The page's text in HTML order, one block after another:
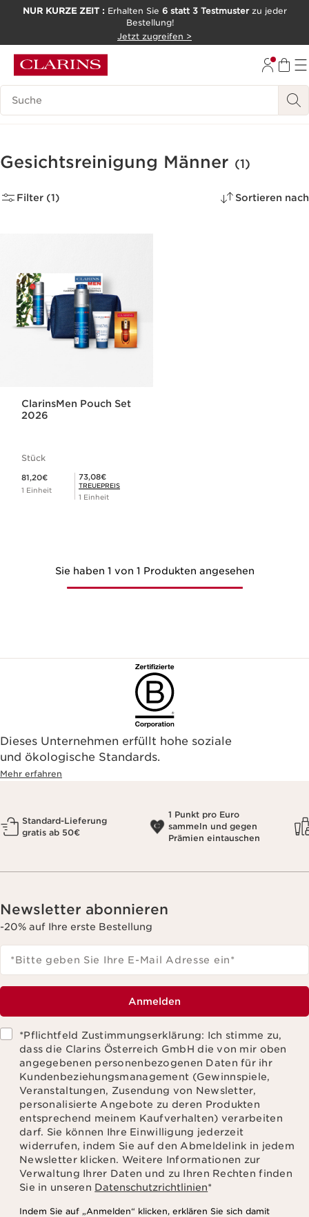
NUR KURZE ZEIT : Erhalten Sie 6 statt 3 Testmusterzu jeder
Bestellung!
Jetzt zugreifen >
Legende suchen
Gesichtsreinigung Männer (1)
Filter (1) Sortieren nach
ClarinsMen Pouch Set
2026
Stück
81,20€
1 Einheit
Mitgliederpreis 73,08€
73,08€
TREUEPREIS
1 Einheit
Sie haben 1 von 1 Produkten angesehen
Dieses Unternehmen erfüllt hohe soziale
und ökologische Standards.
Mehr erfahren
Standard-Lieferung
gratis ab 50€
1 Punkt pro Euro
sammeln und gegen
Prämien eintauschen
Newsletter abonnieren
-20% auf Ihre erste Bestellung
*Bitte geben Sie Ihre E-Mail Adresse ein*
Anmelden
*Pflichtfeld Zustimmungserklärung: Ich stimme zu,
dass die Clarins Österreich GmbH die von mir oben
angegebenen personenbezogenen Daten für ihr
Kundenbeziehungsmanagement (Gewinnspiele,
Veranstaltungen, Zusendung von Newsletter,
personalisierte Angebote zu deren Produkten
entsprechend meinem Kaufverhalten) verarbeiten
darf. Sie können Ihre Einwilligung jederzeit
widerrufen, indem Sie auf den Abmeldelink in jedem
Newsletter klicken. Weitere Informationen zur
Verwaltung Ihrer Daten und zu Ihren Rechten finden
Sie in unseren Datenschutzrichtlinien*
Indem Sie auf „Anmelden“ klicken, erklären Sie sich damit